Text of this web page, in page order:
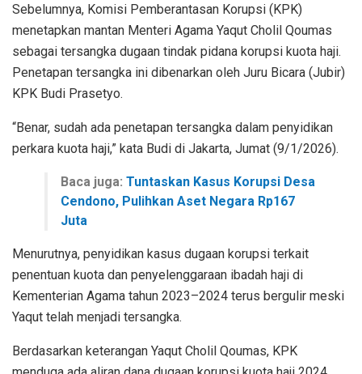
Sebelumnya, Komisi Pemberantasan Korupsi (KPK)
menetapkan mantan Menteri Agama Yaqut Cholil Qoumas
sebagai tersangka dugaan tindak pidana korupsi kuota haji.
Penetapan tersangka ini dibenarkan oleh Juru Bicara (Jubir)
KPK Budi Prasetyo.
“Benar, sudah ada penetapan tersangka dalam penyidikan
perkara kuota haji,” kata Budi di Jakarta, Jumat (9/1/2026).
Baca juga: Tuntaskan Kasus Korupsi Desa
Cendono, Pulihkan Aset Negara Rp167
Juta
Menurutnya, penyidikan kasus dugaan korupsi terkait
penentuan kuota dan penyelenggaraan ibadah haji di
Kementerian Agama tahun 2023–2024 terus bergulir meski
Yaqut telah menjadi tersangka.
Berdasarkan keterangan Yaqut Cholil Qoumas, KPK